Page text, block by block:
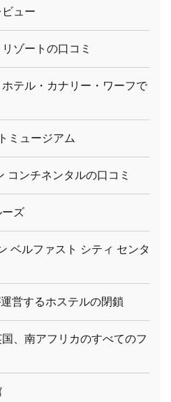
ュー
ゾートの口コミ
テル・カナリー・ワーフで
ミュージアム
コンチネンタルの口コミ
ズ
ベルファスト シティ センタ
営するホステルの閉鎖
、南アフリカのすべてのフ